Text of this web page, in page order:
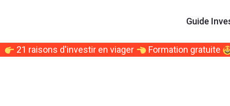
Guide
21 raisons d'investir en viager Formation gratuite